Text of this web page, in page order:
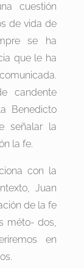
cuestión
de vida de
se ha
que le ha
candente
Benedicto
señalar la
la fe.
con la
Juan
de la fe
méto- dos,
en